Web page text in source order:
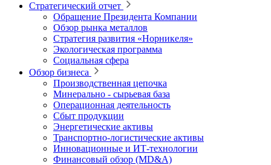
Стратегический отчет
Обращение Президента Компании
Обзор рынка металлов
Стратегия развития «Норникеля»
Экологическая программа
Социальная сфера
Обзор бизнеса
Производственная цепочка
Минерально ‑ сырьевая база
Операционная деятельность
Сбыт продукции
Энергетические активы
Транспортно-логистические активы
Инновационные и ИТ‑технологии
Финансовый обзор (MD&A)